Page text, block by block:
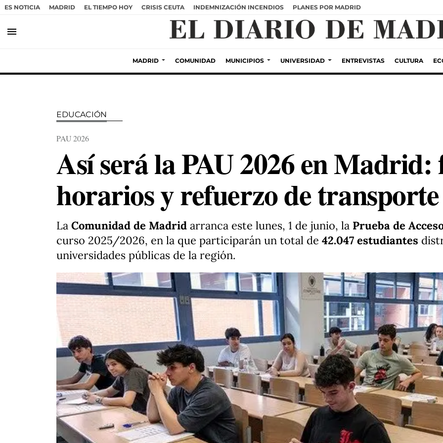
ES NOTICIA MADRID EL TIEMPO HOY CRISIS CEUTA INDEMNIZACIÓN INCENDIOS PLANES POR MADRID
menu
MADRID COMUNIDAD MUNICIPIOS UNIVERSIDAD ENTREVISTAS CULTURA
EDUCACIÓN
PAU 2026
Así será la PAU 2026 en Madrid:
horarios y refuerzo de transporte
La Comunidad de Madrid arranca este lunes, 1 de junio, la Prueba de
curso 2025/2026, en la que participarán un total de 42.047 estudiantes
universidades públicas de la región.